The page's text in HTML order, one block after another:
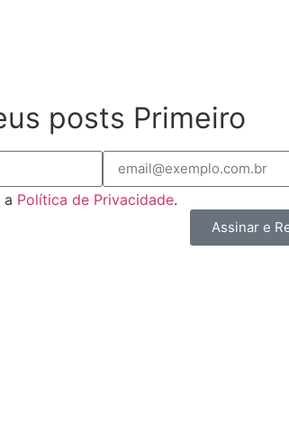
posts Primeiro
a Política de Privacidade.
Assinar e